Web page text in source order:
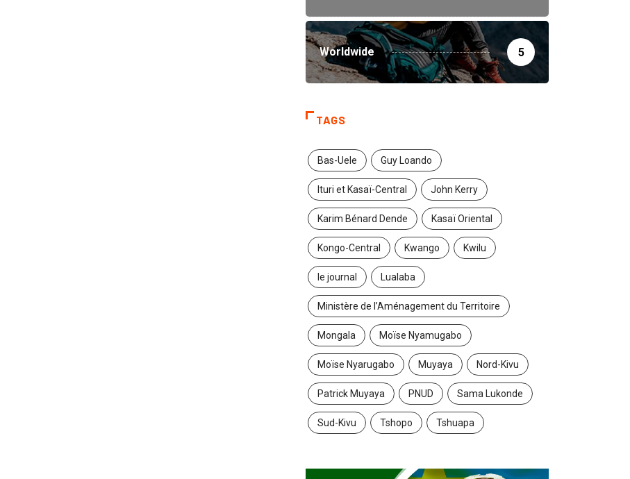
Worldwide 5
TAGS
Bas-Uele Guy Loando
Ituri et Kasaï-Central John Kerry
Karim Bénard Dende Kasaï Oriental
Kongo-Central Kwango Kwilu
le journal Lualaba
Ministère de l’Aménagement du Territoire
Mongala Moïse Nyamugabo
Moïse Nyarugabo Muyaya Nord-Kivu
Patrick Muyaya PNUD Sama Lukonde
Sud-Kivu Tshopo Tshuapa